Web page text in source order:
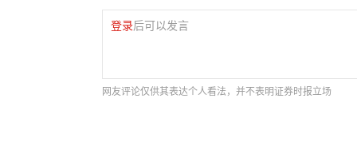
登录后可以发言
网友评论仅供其表达个人看法，并不表明证券时报立场